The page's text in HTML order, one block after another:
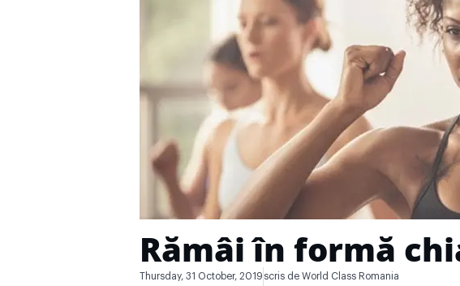
Rămâi în formă
Thursday, 31 October, 2019 scris de World Class Romania